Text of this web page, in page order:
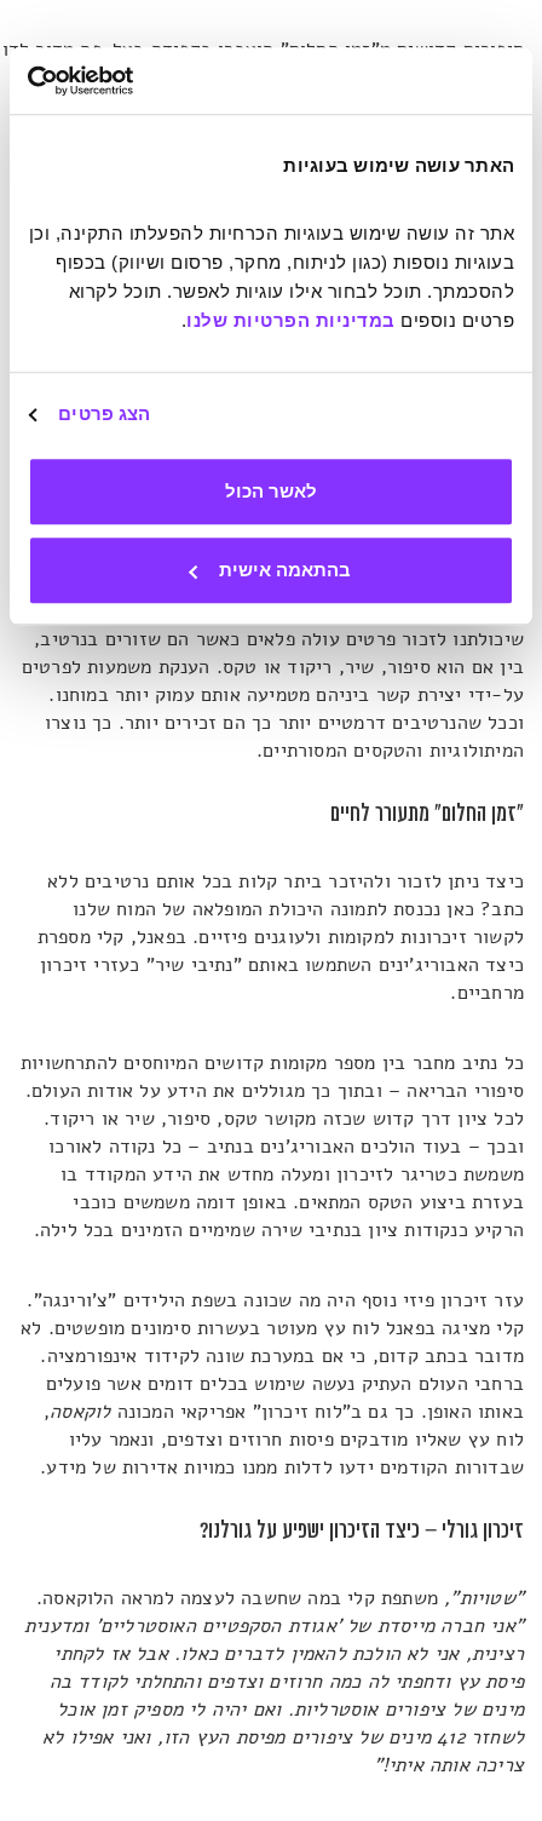
האתר עושה שימוש בעוגיות
פרטים נוספים במדיניות הפרטיות שלנו.
הצג פרטים
לאשר הכול
בהתאמה אישית
סיפורים קדושים מ"זמן החלום" הועברו בקפידה בעל-פה מדור
הדבר מסביר כיצד נשתמרה אמינות הידע לאורך השנים, אך מה
לגבי המידע עצמו? כיצד יכלו האבוריג'ינים לשנן מאות אלפי
פרטים לגבי מיני בעלי החיים, החרקים והצמחים? כיצד הצליחו
לזכור כמויות עצומות של נתונים גיאוגרפיים ועובדות
היסטוריות?
לפי ד"ר לין קלי, חוקרת תרבויות אוראליות, האבוריג'ינים – כמו
גם תרבויות אורליות ילידיות נוספות – עשו שימוש במגוון עזרי
זיכרון שסייעו להם לקודד ידע בהיקף בלתי נתפס, ולשלוף אותו
בעת הצורך על-מנת להשתמש בו או להעביר אותו הלאה.
אוניברסיטת מלבורן מסבירה קלי שאחת מטכניקות הזיכרון
העוצמתיות ביותר היא הצפנת ידע בנרטיב. קלי מסבירה
שיכולתנו לזכור פרטים עולה פלאים כאשר הם שזורים בנרטיב,
בין אם הוא סיפור, שיר, ריקוד או טקס. הענקת משמעות לפרטים
על-ידי יצירת קשר ביניהם מטמיעה אותם עמוק יותר במוחנו.
וככל שהנרטיבים דרמטיים יותר כך הם זכירים יותר. כך נוצרו
המיתולוגיות והטקסים המסורתיים.
"זמן החלום" מתעורר לחיים
כיצד ניתן לזכור ולהיזכר ביתר קלות בכל אותם נרטיבים ללא
כתב? כאן נכנסת לתמונה היכולת המופלאה של המוח שלנו
לקשור זיכרונות למקומות ולעוגנים פיזיים. בפאנל, קלי מספרת
כיצד האבוריג'ינים השתמשו באותם "נתיבי שיר" כעזרי זיכרון
מרחביים.
כל נתיב מחבר בין מספר מקומות קדושים המיוחסים להתרחשויות
סיפורי הבריאה – ובתוך כך מגוללים את הידע על אודות העולם.
לכל ציון דרך קדוש שכזה מקושר טקס, סיפור, שיר או ריקוד.
ובכך – בעוד הולכים האבוריג'נים בנתיב – כל נקודה לאורכו
משמשת כטריגר לזיכרון ומעלה מחדש את הידע המקודד בו
בעזרת ביצוע הטקס המתאים. באופן דומה משמשים כוכבי
הרקיע כנקודות ציון בנתיבי שירה שמימיים הזמינים בכל לילה.
עזר זיכרון פיזי נוסף היה מה שכונה בשפת הילידים "צ'ורינגה".
קלי מציגה בפאנל לוח עץ מעוטר בעשרות סימונים מופשטים. לא
מדובר בכתב קדום, כי אם במערכת שונה לקידוד אינפורמציה.
ברחבי העולם העתיק נעשה שימוש בכלים דומים אשר פועלים
באותו האופן. כך גם ב"לוח זיכרון" אפריקאי המכונהלוקאסה,
לוח עץ שאליו מודבקים פיסות חרוזים וצדפים, ונאמר עליו
שבדורות הקודמים ידעו לדלות ממנו כמויות אדירות של מידע.
זיכרון גורלי – כיצד הזיכרון ישפיע על גורלנו?
"שטויות", משתפת קלי במה שחשבה לעצמה למראה הלוקאסה.
"אני חברה מייסדת של 'אגודת הסקפטיים האוסטרליים' ומדענית
רצינית, אני לא הולכת להאמין לדברים כאלו. אבל אז לקחתי
פיסת עץ ודחפתי לה כמה חרוזים וצדפים והתחלתי לקודד בה
מינים של ציפורים אוסטרליות. ואם יהיה לי מספיק זמן אוכל
לשחזר 412 מינים של ציפורים מפיסת העץ הזו, ואני אפילו לא
צריכה אותה איתי!"